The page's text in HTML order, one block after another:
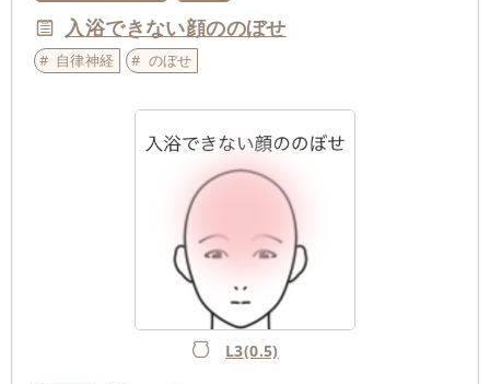
入浴できない顔ののぼせ
自律神経 のぼせ
L3(0.5)